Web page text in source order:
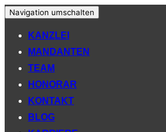
Navigation umschalten
KANZLEI
MANDANTEN
TEAM
HONORAR
KONTAKT
BLOG